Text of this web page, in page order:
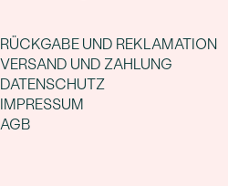
RÜCKGABE UND REKLAMATION
VERSAND UND ZAHLUNG
DATENSCHUTZ
IMPRESSUM
AGB